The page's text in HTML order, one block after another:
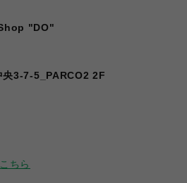
"DO"
央3-7-5_PARCO2 2F
こちら